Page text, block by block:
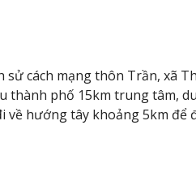
cách mạng thôn Trần, xã
thành phố 15km trung tâm,
hướng tây khoảng 5km để